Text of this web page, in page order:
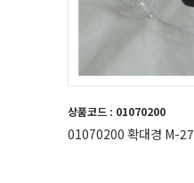
상품코드 : 01070200
01070200 확대경 M-27